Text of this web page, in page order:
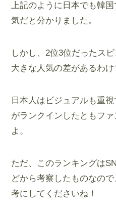
上記のように日本でも韓
気だと分かりました。
しかし、2位3位だったス
大きな人気の差があるわけ
日本人はビジュアルも重
がランクインしたともフ
よ。
ただ、このランキングは
どから考察したものなの
考にしてくださいね！